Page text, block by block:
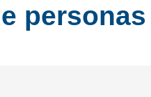
personas